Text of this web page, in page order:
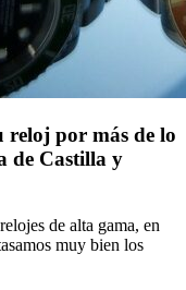
reloj por más de lo
de Castilla y
de alta gama, en
muy bien los